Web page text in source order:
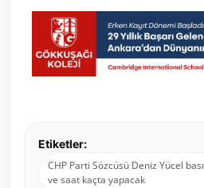
Etiketler:
CHP Parti Sözcüsü Deniz Yücel
ve saat kaçta yapacak